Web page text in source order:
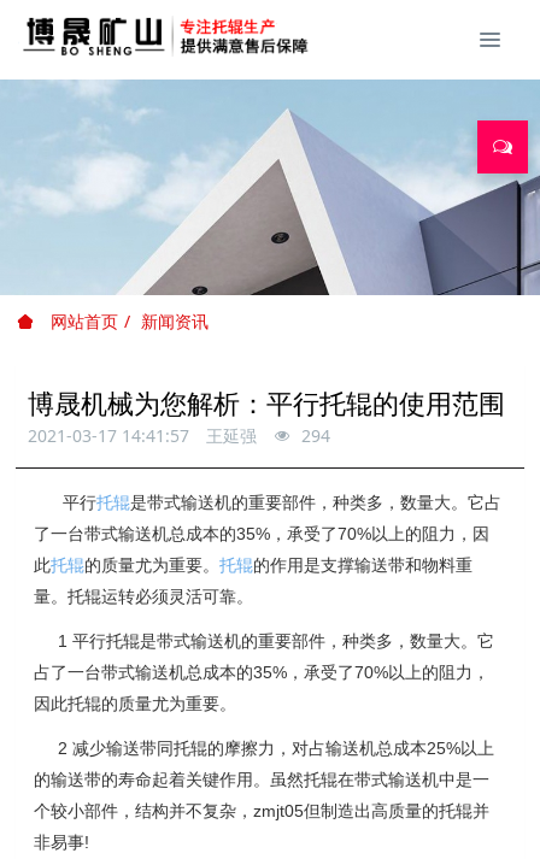
网站首页 新闻资讯
博晟机械为您解析：平行托辊的使用范围
2021-03-17 14:41:57 王延强 294
平行托辊是带式输送机的重要部件，种类多，数量大。它占
了一台带式输送机总成本的35%，承受了70%以上的阻力，因
此托辊的质量尤为重要。托辊的作用是支撑输送带和物料重
量。托辊运转必须灵活可靠。
1平行托辊是带式输送机的重要部件，种类多，数量大。它
占了一台带式输送机总成本的35%，承受了70%以上的阻力，
因此托辊的质量尤为重要。
2减少输送带同托辊的摩擦力，对占输送机总成本25%以上
的输送带的寿命起着关键作用。虽然托辊在带式输送机中是一
个较小部件，结构并不复杂，zmjt05但制造出高质量的托辊并
非易事!